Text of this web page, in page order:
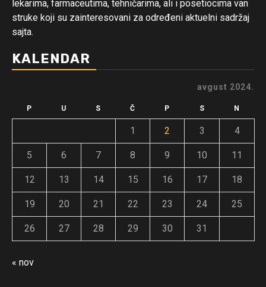
lekarima, farmaceutima, tehničarima, ali i posetiocima van
struke koji su zainteresovani za određeni aktuelni sadržaj
sajta.
KALENDAR
avgust 2024.
P U S Č P S N
1 2 3 4
5 6 7 8 9 10 11
12 13 14 15 16 17 18
19 20 21 22 23 24 25
26 27 28 29 30 31
« nov